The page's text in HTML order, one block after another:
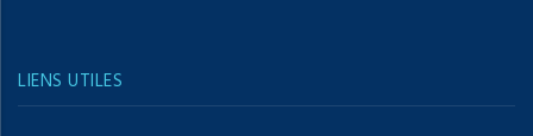
LIENS UTILES